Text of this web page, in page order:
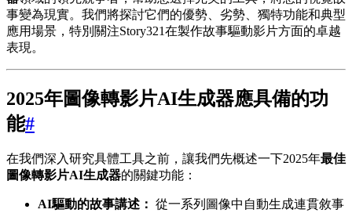
事變為現實。我們將探討它們的優勢、劣勢、獨特功能和典型
應用場景，特別關注Story321在製作故事驅動影片方面的卓越
表現。
2025年圖像轉影片AI生成器應具備的功
能#
在我們深入研究具體工具之前，讓我們先概述一下2025年最佳
圖像轉影片AI生成器的關鍵功能：
AI驅動的故事講述： 從一系列圖像中自動生成連貫敘事